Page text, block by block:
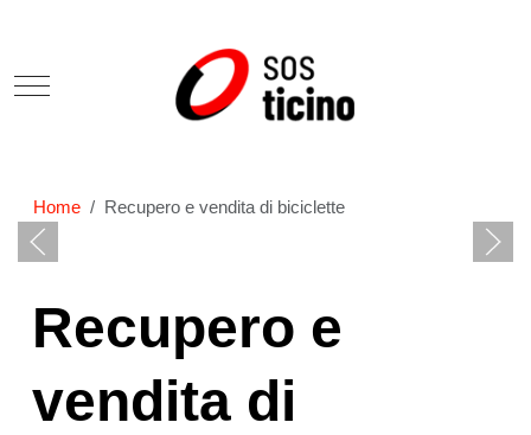
Mobile Menu Toggle
Home Recupero e vendita di biciclette
Recupero e
vendita di